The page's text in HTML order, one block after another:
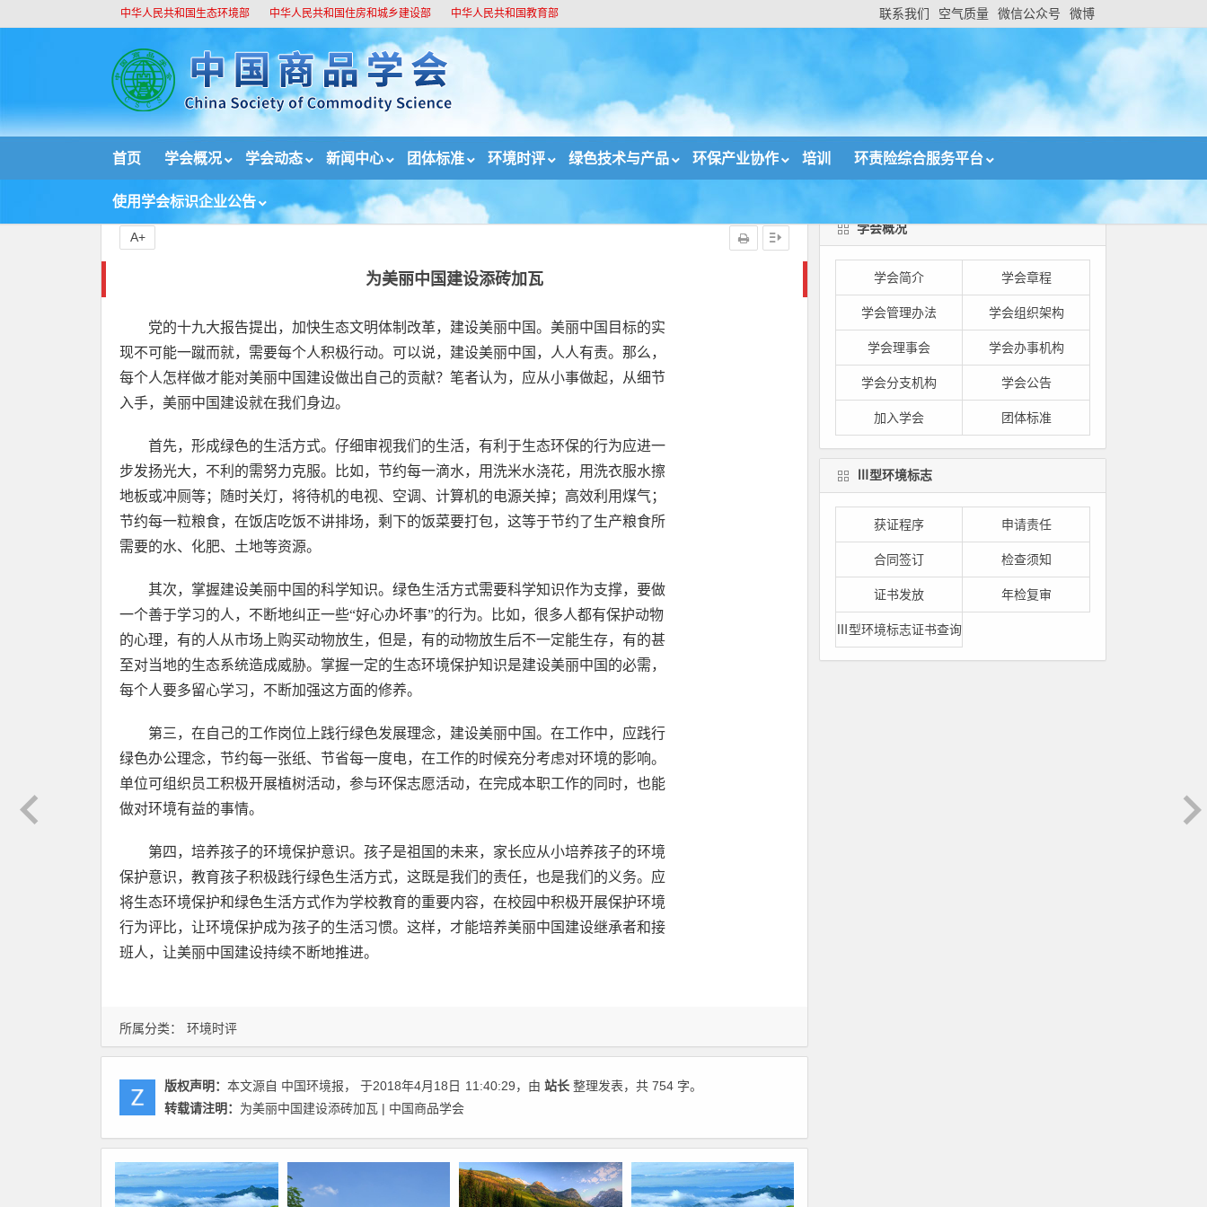
中华人民共和国生态环境部 中华人民共和国住房和城乡建设部 中华人民共和国教育部 联系我们 空气质量 微信公众号 微博
首页 学会概况 学会动态 新闻中心 团体标准 环境时评 绿色技术与产品 环保产业协作 培训 环责险综合服务平台
使用学会标识企业公告
//
首页 环境时评 为美丽中国建设添砖加瓦
为美丽中国建设添砖加瓦
A+
所属分类： 环境时评
党的十九大报告提出，加快生态文明体制改革，建设美丽中国。美丽中国目标的实
现不可能一蹴而就，需要每个人积极行动。可以说，建设美丽中国，人人有责。那么，
每个人怎样做才能对美丽中国建设做出自己的贡献？笔者认为，应从小事做起，从细节
入手，美丽中国建设就在我们身边。
首先，形成绿色的生活方式。仔细审视我们的生活，有利于生态环保的行为应进一
步发扬光大，不利的需努力克服。比如，节约每一滴水，用洗米水浇花，用洗衣服水擦
地板或冲厕等；随时关灯，将待机的电视、空调、计算机的电源关掉；高效利用煤气；
节约每一粒粮食，在饭店吃饭不讲排场，剩下的饭菜要打包，这等于节约了生产粮食所
需要的水、化肥、土地等资源。
其次，掌握建设美丽中国的科学知识。绿色生活方式需要科学知识作为支撑，要做
一个善于学习的人，不断地纠正一些“好心办坏事”的行为。比如，很多人都有保护动物
的心理，有的人从市场上购买动物放生，但是，有的动物放生后不一定能生存，有的甚
至对当地的生态系统造成威胁。掌握一定的生态环境保护知识是建设美丽中国的必需，
每个人要多留心学习，不断加强这方面的修养。
第三，在自己的工作岗位上践行绿色发展理念，建设美丽中国。在工作中，应践行
绿色办公理念，节约每一张纸、节省每一度电，在工作的时候充分考虑对环境的影响。
单位可组织员工积极开展植树活动，参与环保志愿活动，在完成本职工作的同时，也能
做对环境有益的事情。
第四，培养孩子的环境保护意识。孩子是祖国的未来，家长应从小培养孩子的环境
保护意识，教育孩子积极践行绿色生活方式，这既是我们的责任，也是我们的义务。应
将生态环境保护和绿色生活方式作为学校教育的重要内容，在校园中积极开展保护环境
行为评比，让环境保护成为孩子的生活习惯。这样，才能培养美丽中国建设继承者和接
班人，让美丽中国建设持续不断地推进。
版权声明： 本文源自 中国环境报， 于2018年4月18日 11:40:29，由 站长 整理发表，共 754 字。
转载请注明： 为美丽中国建设添砖加瓦 | 中国商品学会
学会概况
学会简介 学会章程
学会管理办法 学会组织架构
学会理事会 学会办事机构
学会分支机构 学会公告
加入学会 团体标准
Ⅲ型环境标志
获证程序 申请责任
合同签订 检查须知
证书发放 年检复审
Ⅲ型环境标志证书查询